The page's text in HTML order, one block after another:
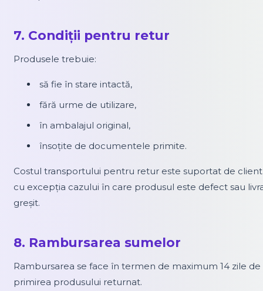
7. Condiții pentru retur
Produsele trebuie:
să fie în stare intactă,
fără urme de utilizare,
în ambalajul original,
însoțite de documentele primite.
Costul transportului pentru retur este suportat de
cu excepția cazului în care produsul este defect sau
greșit.
8. Rambursarea sumelor
Rambursarea se face în termen de maximum 14 zile de
primirea produsului returnat.